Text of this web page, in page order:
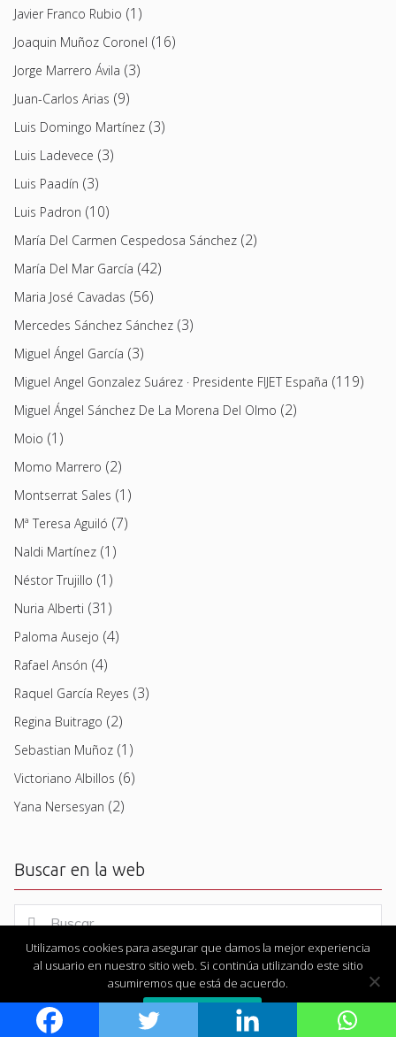
Javier Franco Rubio (1)
Joaquin Muñoz Coronel (16)
Jorge Marrero Ávila (3)
Juan-Carlos Arias (9)
Luis Domingo Martínez (3)
Luis Ladevece (3)
Luis Paadín (3)
Luis Padron (10)
María Del Carmen Cespedosa Sánchez (2)
María Del Mar García (42)
Maria José Cavadas (56)
Mercedes Sánchez Sánchez (3)
Miguel Ángel García (3)
Miguel Angel Gonzalez Suárez · Presidente FIJET España (119)
Miguel Ángel Sánchez De La Morena Del Olmo (2)
Moio (1)
Momo Marrero (2)
Montserrat Sales (1)
Mª Teresa Aguiló (7)
Naldi Martínez (1)
Néstor Trujillo (1)
Nuria Alberti (31)
Paloma Ausejo (4)
Rafael Ansón (4)
Raquel García Reyes (3)
Regina Buitrago (2)
Sebastian Muñoz (1)
Victoriano Albillos (6)
Yana Nersesyan (2)
Buscar en la web
for:
Buscar
Utilizamos cookies para asegurar que damos la mejor experiencia
al usuario en nuestro sitio web. Si continúa utilizando este sitio
asumiremos que está de acuerdo.
Estoy de acuerdo